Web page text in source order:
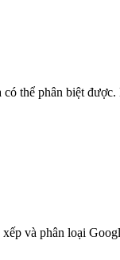
thể phân biệt
và phân loại